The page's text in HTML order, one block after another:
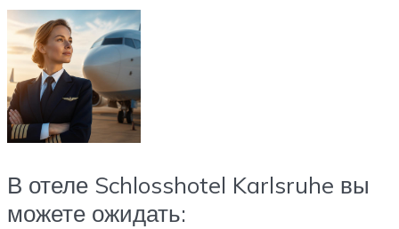
В отеле Schlosshotel Karlsruhe вы
можете ожидать: